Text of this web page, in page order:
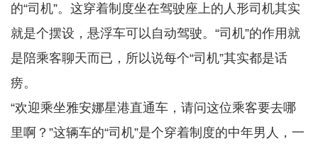
的“司机”。这穿着制度坐在驾驶座上的人形司机其实
就是个摆设，悬浮车可以自动驾驶。“司机”的作用就
是陪乘客聊天而已，所以说每个“司机”其实都是话
痨。
“欢迎乘坐雅安娜星港直通车，请问这位乘客要去哪
里啊？”这辆车的“司机”是个穿着制度的中年男人，一